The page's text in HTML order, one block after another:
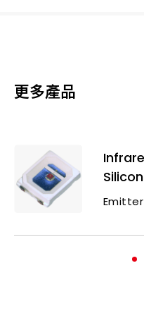
更多產品
Emitter